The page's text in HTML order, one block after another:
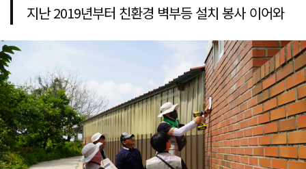
지난 2019년부터 친환경 벽부등 설치 봉사 이어와